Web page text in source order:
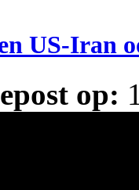
US-Iran
op: